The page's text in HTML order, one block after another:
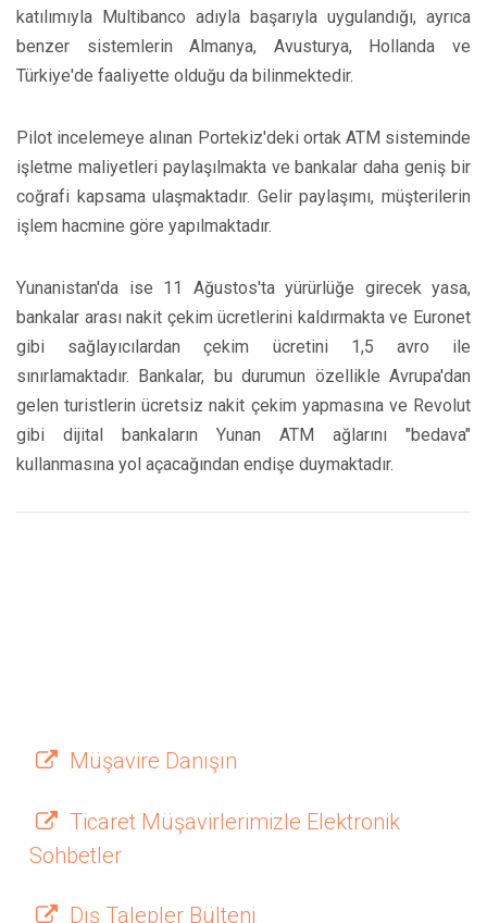
katılımıyla Multibanco adıyla başarıyla uygulandığı, ayrıca
benzer sistemlerin Almanya, Avusturya, Hollanda ve
Türkiye'de faaliyette olduğu da bilinmektedir.
Pilot incelemeye alınan Portekiz'deki ortak ATM sisteminde
işletme maliyetleri paylaşılmakta ve bankalar daha geniş bir
coğrafi kapsama ulaşmaktadır. Gelir paylaşımı, müşterilerin
işlem hacmine göre yapılmaktadır.
Yunanistan'da ise 11 Ağustos'ta yürürlüğe girecek yasa,
bankalar arası nakit çekim ücretlerini kaldırmakta ve Euronet
gibi sağlayıcılardan çekim ücretini 1,5 avro ile
sınırlamaktadır. Bankalar, bu durumun özellikle Avrupa'dan
gelen turistlerin ücretsiz nakit çekim yapmasına ve Revolut
gibi dijital bankaların Yunan ATM ağlarını "bedava"
kullanmasına yol açacağından endişe duymaktadır.
Müşavire Danışın
Ticaret Müşavirlerimizle Elektronik
Sohbetler
Dış Talepler Bülteni